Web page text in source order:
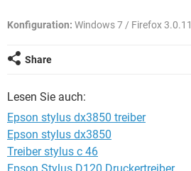
Konfiguration: Windows 7 / Firefox 3.0.11
Share
Lesen Sie auch:
Epson stylus dx3850 treiber
Epson stylus dx3850
Treiber stylus c 46